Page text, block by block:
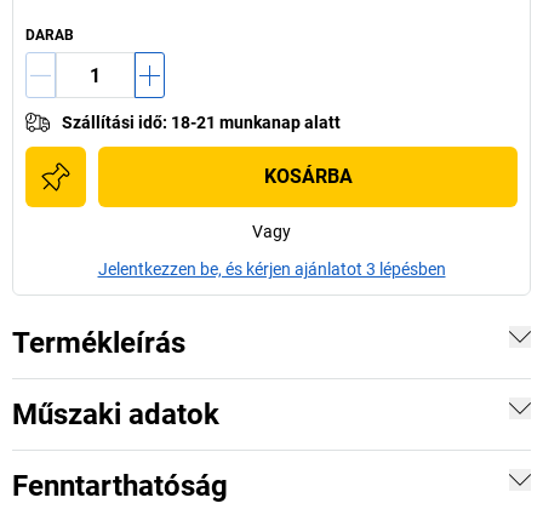
DARAB
Szállítási idő: 18-21 munkanap alatt
KOSÁRBA
Vagy
Jelentkezzen be, és kérjen ajánlatot 3 lépésben
Termékleírás
Műszaki adatok
Fenntarthatóság